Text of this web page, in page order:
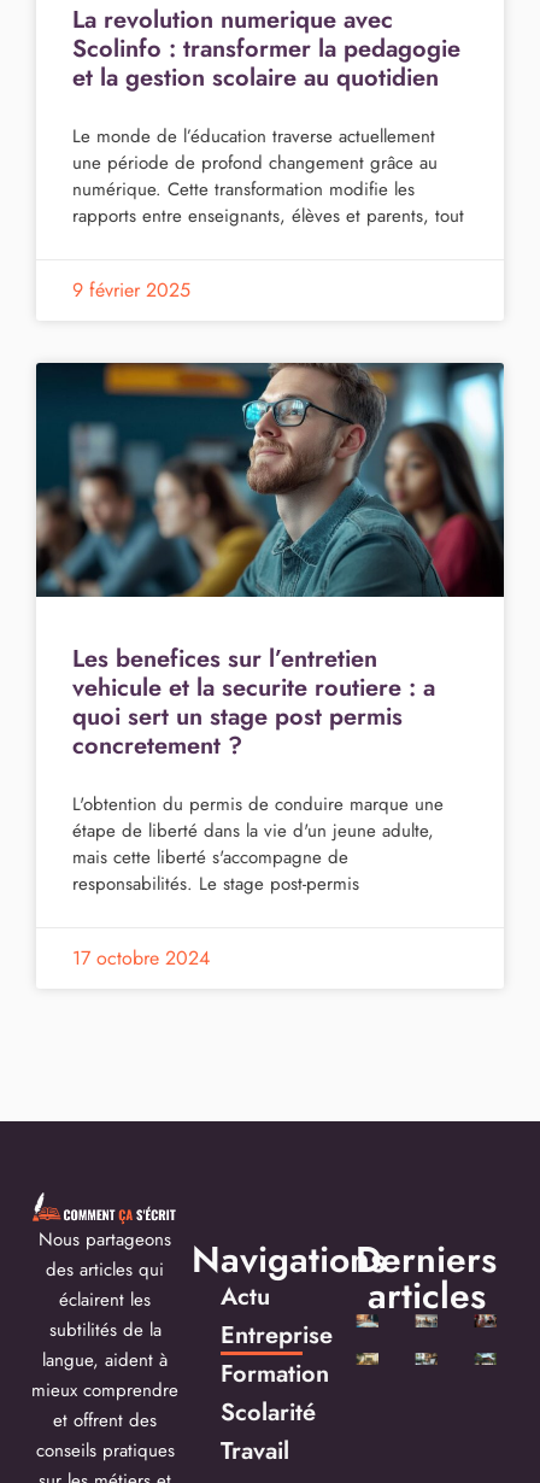
La revolution numerique avec
Scolinfo : transformer la pedagogie
et la gestion scolaire au quotidien
Le monde de l’éducation traverse actuellement
une période de profond changement grâce au
numérique. Cette transformation modifie les
rapports entre enseignants, élèves et parents, tout
9 février 2025
Les benefices sur l’entretien
vehicule et la securite routiere : a
quoi sert un stage post permis
concretement ?
L'obtention du permis de conduire marque une
étape de liberté dans la vie d'un jeune adulte,
mais cette liberté s'accompagne de
responsabilités. Le stage post-permis
17 octobre 2024
Nous partageons
des articles qui
éclairent les
subtilités de la
langue, aident à
mieux comprendre
et offrent des
conseils pratiques
Navigations
Actu
Entreprise
Formation
Scolarité
Travail
Derniers
articles